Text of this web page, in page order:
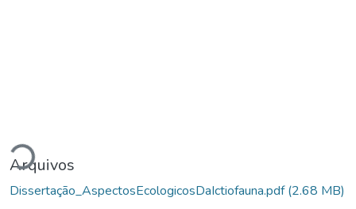
Carregando...
Arquivos
Dissertação_AspectosEcologicosDaIctiofauna.pdf(2.68 MB)